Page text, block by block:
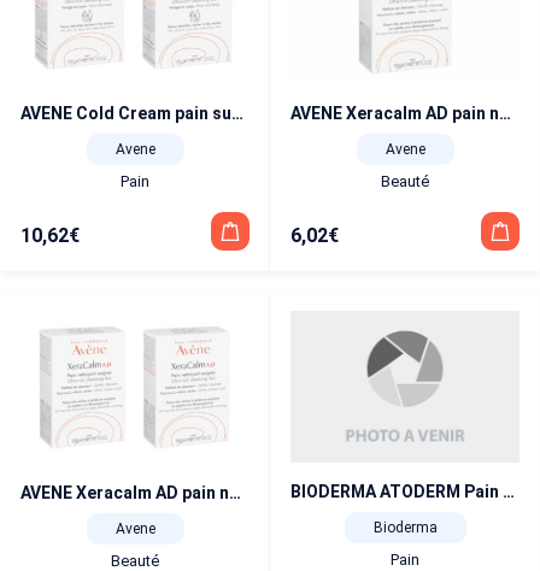
AVENE Cold Cream pain surgras duo 100 g x 2
Avene
Pain
10,62€
AVENE Xeracalm AD pain nettoyant surgras 100 g
Avene
Beauté
6,02€
AVENE Xeracalm AD pain nettoyant surgras 2×100 g
Avene
Beauté
BIODERMA ATODERM Pain surgras 150 gr X 2
Bioderma
Pain